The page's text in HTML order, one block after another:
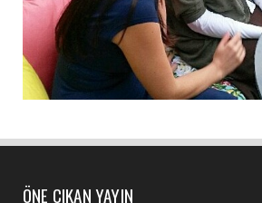
ÖNE ÇIKAN YAYIN